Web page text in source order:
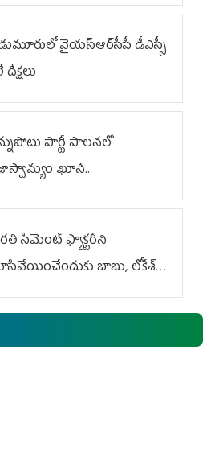
వైయ‌స్ఆర్‌సీపీ డీఎస్సీ
పార్టీ పాలనలో
ఖూనీ..
సిమెంట్ ఫ్యాక్టరీని
బాబు, లోకేశ్